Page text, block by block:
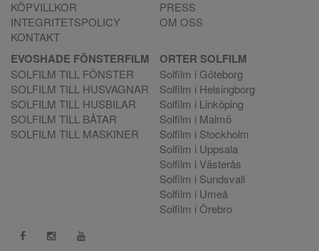
KÖPVILLKOR
INTEGRITETSPOLICY
KONTAKT
PRESS
OM OSS
EVOSHADE FÖNSTERFILM
SOLFILM TILL FÖNSTER
SOLFILM TILL HUSVAGNAR
SOLFILM TILL HUSBILAR
SOLFILM TILL BÅTAR
SOLFILM TILL MASKINER
ORTER SOLFILM
Solfilm i Göteborg
Solfilm i Helsingborg
Solfilm i Linköping
Solfilm i Malmö
Solfilm i Stockholm
Solfilm i Uppsala
Solfilm i Västerås
Solfilm i Sundsvall
Solfilm i Umeå
Solfilm i Örebro